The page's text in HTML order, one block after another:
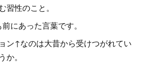
習性のこと。
にあった言葉です。
ン↑なのは大昔から受けつがれてい
。